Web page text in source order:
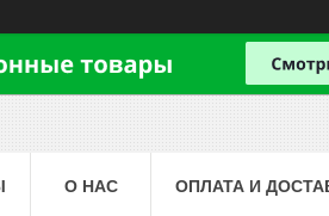
О НАС ОПЛАТА И